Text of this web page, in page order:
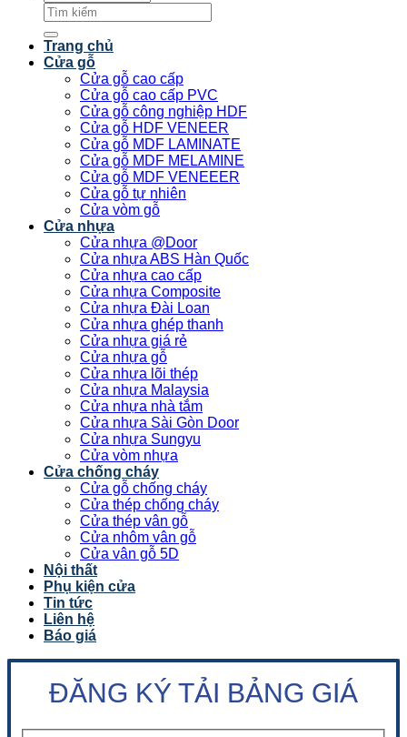
Tìm
kiếm:
Trang chủ
Cửa gỗ
Cửa gỗ cao cấp
Cửa gỗ cao cấp PVC
Cửa gỗ công nghiệp HDF
Cửa gỗ HDF VENEER
Cửa gỗ MDF LAMINATE
Cửa gỗ MDF MELAMINE
Cửa gỗ MDF VENEEER
Cửa gỗ tự nhiên
Cửa vòm gỗ
Cửa nhựa
Cửa nhựa @Door
Cửa nhựa ABS Hàn Quốc
Cửa nhựa cao cấp
Cửa nhựa Composite
Cửa nhựa Đài Loan
Cửa nhựa ghép thanh
Cửa nhựa giá rẻ
Cửa nhựa gỗ
Cửa nhựa lõi thép
Cửa nhựa Malaysia
Cửa nhựa nhà tắm
Cửa nhựa Sài Gòn Door
Cửa nhựa Sungyu
Cửa vòm nhựa
Cửa chống cháy
Cửa gỗ chống cháy
Cửa thép chống cháy
Cửa thép vân gỗ
Cửa nhôm vân gỗ
Cửa vân gỗ 5D
Nội thất
Phụ kiện cửa
Tin tức
Liên hệ
Báo giá
ĐĂNG KÝ TẢI BẢNG GIÁ